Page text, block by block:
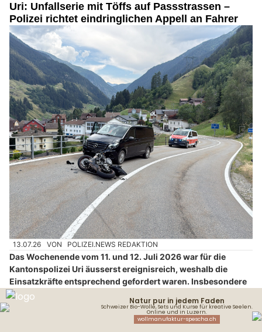
Uri: Unfallserie mit Töffs auf Passstrassen –
Polizei richtet eindringlichen Appell an Fahrer
13.07.26 VON POLIZEI.NEWS REDAKTION
Das Wochenende vom 11. und 12. Juli 2026 war für die
Kantonspolizei Uri äusserst ereignisreich, weshalb die
Einsatzkräfte entsprechend gefordert waren. Insbesondere
auf den stark frequentierten Passstrassen und im Urserntal
waren die Einsatzkräfte der Kantonspolizei Uri sowie der
Rettungsorganisationen häufig im Einsatz. Glücklicherweise